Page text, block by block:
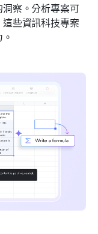
察。分析專案可
這些資訊科技專案